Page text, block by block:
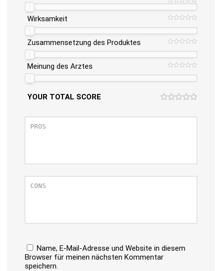
Wirksamkeit
Zusammensetzung des Produktes
Meinung des Arztes
YOUR TOTAL SCORE
Name, E-Mail-Adresse und Website in diesem
Browser für meinen nächsten Kommentar
speichern.